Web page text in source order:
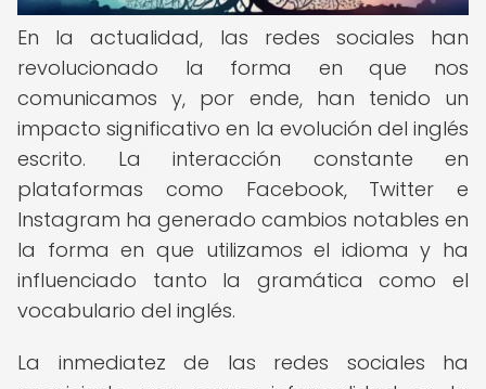
En la actualidad, las redes sociales han
revolucionado la forma en que nos
comunicamos y, por ende, han tenido un
impacto significativo en la evolución del inglés
escrito. La interacción constante en
plataformas como Facebook, Twitter e
Instagram ha generado cambios notables en
la forma en que utilizamos el idioma y ha
influenciado tanto la gramática como el
vocabulario del inglés.
La inmediatez de las redes sociales ha